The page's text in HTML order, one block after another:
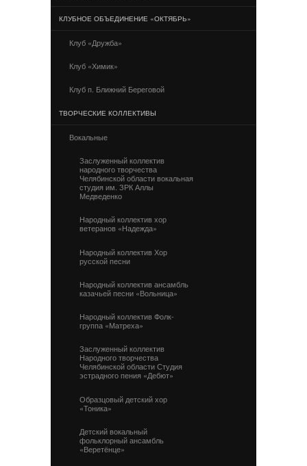
КЛУБНОЕ ОБЪЕДИНЕНИЕ «ОКТЯБРЬ»
Клуб «Дружба»
Клуб «Химик»
Клуб п. Ближний Береговой
ТВОРЧЕСКИЕ КОЛЛЕКТИВЫ
Вокальные
Заслуженный коллектив
народного творчества
Челябинской области вокальная
студия им. ЗРК Аллы
Медведенко
Народный коллектив хор
ветеранов «Надежда»
Народный коллектив Хор
русской песни
Народный коллектив ансамбль
казачьей песни «Вольница»
Народный коллектив Фолк-
группа «Матреха»
Заслуженный коллектив
Народного творчества
Челябинской области Студия
эстрадного пения «Дебют»
Образцовый детский хор
«Тоника»
Детский вокальный
фольклорный ансамбль
«Веретёнце»